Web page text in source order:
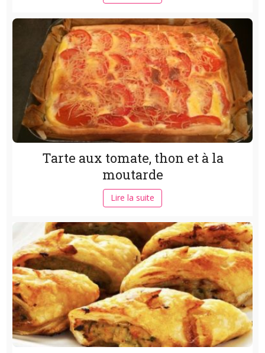
Tarte aux tomate, thon et à la
moutarde
Lire la suite